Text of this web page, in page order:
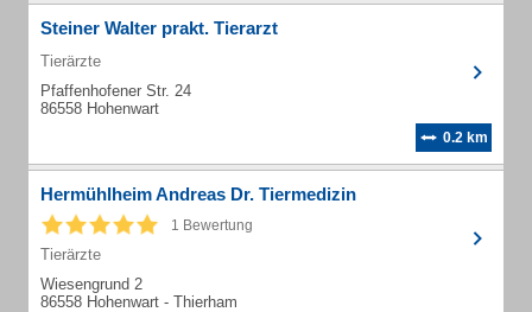
Steiner Walter prakt. Tierarzt
Tierärzte
Pfaffenhofener Str. 24
86558 Hohenwart
0.2 km
Hermühlheim Andreas Dr. Tiermedizin
1 Bewertung
Tierärzte
Wiesengrund 2
86558 Hohenwart - Thierham